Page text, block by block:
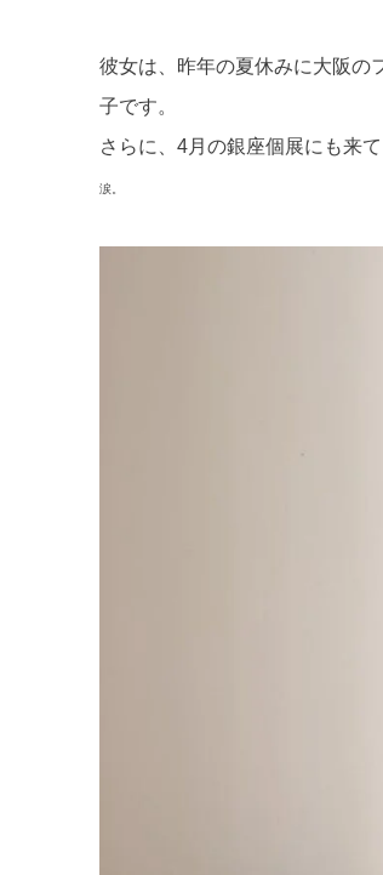
彼女は、昨年の夏休みに大阪の
子です。
さらに、4月の銀座個展にも来
涙。